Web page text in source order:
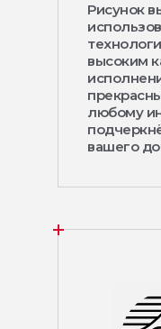
Рисунок
высоким
любому
вашего